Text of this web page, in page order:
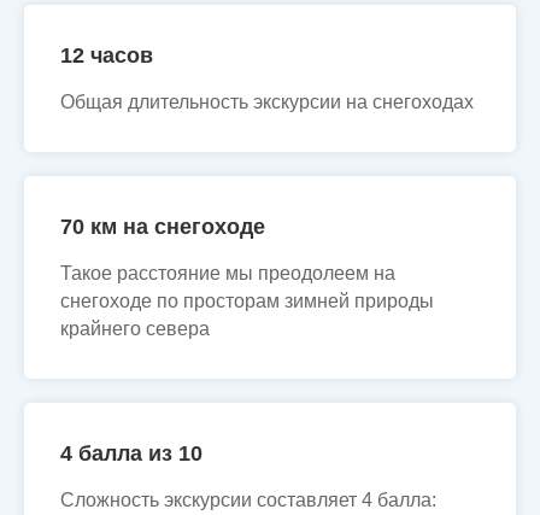
12 часов
Общая длительность экскурсии на снегоходах
70 км на снегоходе
Такое расстояние мы преодолеем на
снегоходе по просторам зимней природы
крайнего севера
4 балла из 10
Сложность экскурсии составляет 4 балла: